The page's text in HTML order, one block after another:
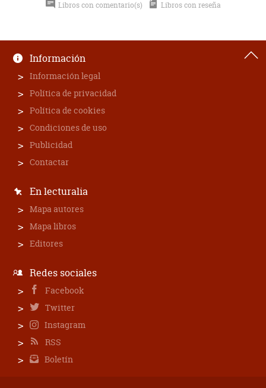
Libros con comentario(s) Libros con reseña
Información
Información legal
Política de privacidad
Política de cookies
Condiciones de uso
Publicidad
Contactar
En lecturalia
Mapa autores
Mapa libros
Editores
Redes sociales
Facebook
Twitter
Instagram
RSS
Boletín